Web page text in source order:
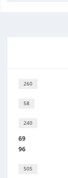
260
58
240
69
96
505